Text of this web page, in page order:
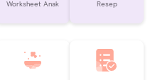
Worksheet Anak Resep